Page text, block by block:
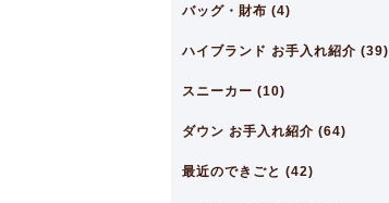
バッグ・財布 (4)
ハイブランド お手入れ紹介 (39)
スニーカー (10)
ダウン お手入れ紹介 (64)
最近のできごと (42)